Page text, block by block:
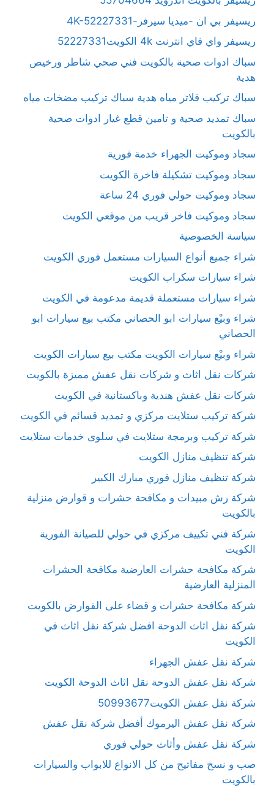
ريسيفر بي ان -ميديا سيرفر-4K-52227331
ريسيفر واي فاي انترنت 4k الكويت52227331
سباك ادوات صحية بالكويت فني صحي شاطر ورخيص
هدية
سباك تركيب فلاتر مياه هدية سباك تركيب مضخات مياه
سباك تمديد صحية و تامين قطع غيار ادوات صحية
بالكويت
سجاد وموكيت الجهراء خدمة فورية
سجاد وموكيت تشكيلة فاخرة الكويت
سجاد وموكيت حولي فوري 24 ساعة
سجاد وموكيت فاخر قريب من موقعي الكويت
سياسة الخصوصية
شراء جميع أنواع السيارات مستعمل فوري الكويت
شراء سيارات سكراب الكويت
شراء سيارات مستعملة قديمة مدعومة في الكويت
شراء وبيْع سيارات ابو الحصاني مكتب بيع سيارات ابو
الحصاني
شراء وبيْع سيارات الكويت مكتب بيع سيارات الكويت
شركات نقل اثاث و شركات نقل عفش مميزة بالكويت
شركات نقل عفش هندية وباكستانية في الكويت
شركة تركيب ستلايت مركزي و تمديد قسائم في الكويت
شركة تركيب وبرمجة ستلايت في سلوى خدمات ستلايت
شركة تنظيف منازل الكويت
شركة تنظيف منازل فوري مبارك الكبير
شركة رش مبيدات و مكافحة حشرات و قوارض منزلية
بالكويت
شركة فني تكييف مركزي في حولي للصيانة الفورية
الكويت
شركة مكافحة حشرات العارضية مكافحة الحشرات
المنزلية العارضية
شركة مكافحة حشرات و قضاء على القوارض بالكويت
شركة نقل اثاث الدوحة افضل شركة نقل اثاث في
الكويت
شركة نقل عفش الجهراء
شركة نقل عفش الدوحة نقل اثاث الدوحة الكويت
شركة نقل عفش الكويت50993677
شركة نقل عفش اليرموك أفضل شركة نقل عفش
شركة نقل عفش وأثاث حولي فوري
صب و نسخ مفاتيح من كل الانواع للابواب والسيارات
بالكويت